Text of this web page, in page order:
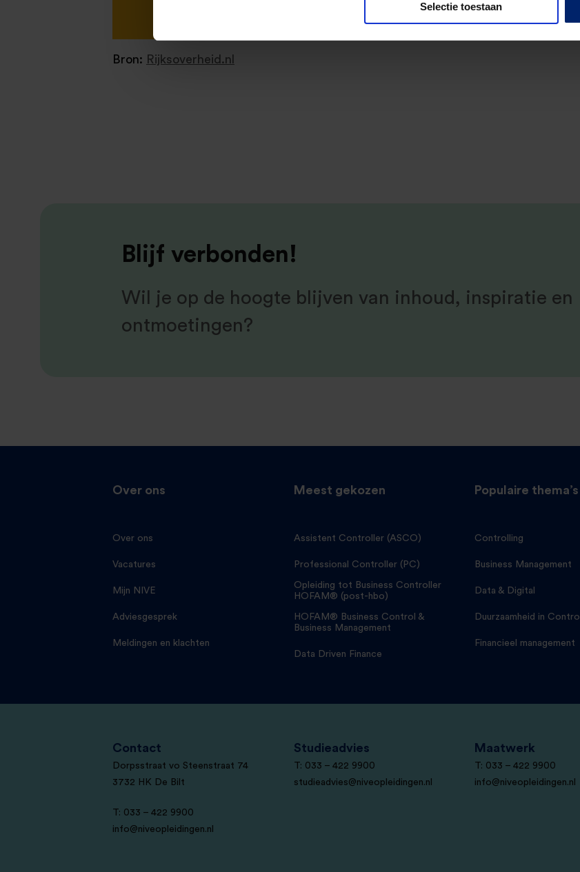
Selectie toestaan
Bron: Rijksoverheid.nl
Blijf verbonden!
Wil je op de hoogte blijven van inhoud, inspiratie en
ontmoetingen?
Over ons
Over ons
Vacatures
Mijn NIVE
Adviesgesprek
Meldingen en klachten
Meest gekozen
Assistent Controller (ASCO)
Professional Controller (PC)
Opleiding tot Business Controller
HOFAM® (post-hbo)
HOFAM® Business Control &
Business Management
Data Driven Finance
Populaire thema’s
Controlling
Business Management
Data & Digital
Duurzaamheid in Control
Financieel management
Contact
Dorpsstraat vo Steenstraat 74
3732 HK De Bilt
T: 033 – 422 9900
info@niveopleidingen.nl
Studieadvies
T: 033 – 422 9900
studieadvies@niveopleidingen.nl
Maatwerk
T: 033 – 422 9900
info@niveopleidingen.nl